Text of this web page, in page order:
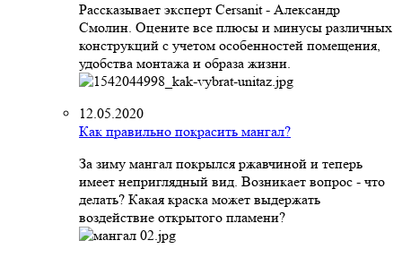
Рассказывает эксперт Cersanit - Александр
Смолин. Оцените все плюсы и минусы различных
конструкций с учетом особенностей помещения,
удобства монтажа и образа жизни.
12.05.2020
Как правильно покрасить мангал?
За зиму мангал покрылся ржавчиной и теперь
имеет неприглядный вид. Возникает вопрос - что
делать? Какая краска может выдержать
воздействие открытого пламени?